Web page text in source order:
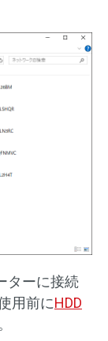
ターに接続
用前にHDD